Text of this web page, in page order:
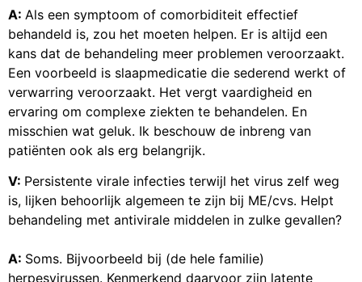
A: Als een symptoom of comorbiditeit effectief
behandeld is, zou het moeten helpen. Er is altijd een
kans dat de behandeling meer problemen veroorzaakt.
Een voorbeeld is slaapmedicatie die sederend werkt of
verwarring veroorzaakt. Het vergt vaardigheid en
ervaring om complexe ziekten te behandelen. En
misschien wat geluk. Ik beschouw de inbreng van
patiënten ook als erg belangrijk.
V: Persistente virale infecties terwijl het virus zelf weg
is, lijken behoorlijk algemeen te zijn bij ME/cvs. Helpt
behandeling met antivirale middelen in zulke gevallen?
A: Soms. Bijvoorbeeld bij (de hele familie)
herpesvirussen. Kenmerkend daarvoor zijn latente